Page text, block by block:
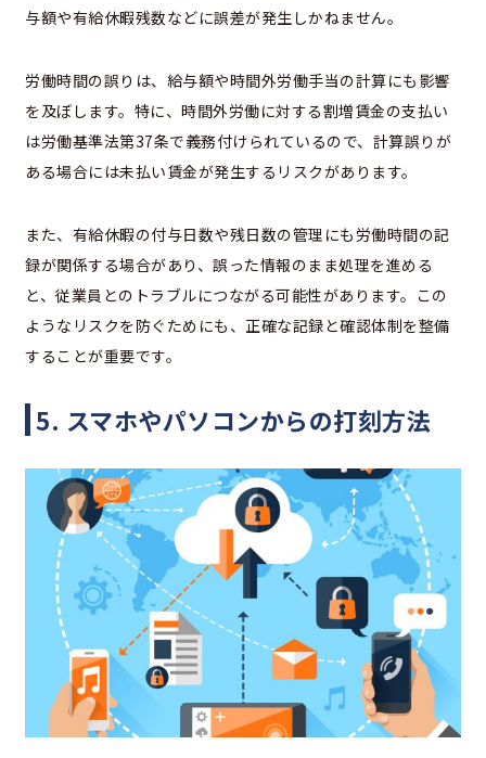
与額や有給休暇残数などに誤差が発生しかねません。
労働時間の誤りは、給与額や時間外労働手当の計算にも影響
を及ぼします。特に、時間外労働に対する割増賃金の支払い
は労働基準法第37条で義務付けられているので、計算誤りが
ある場合には未払い賃金が発生するリスクがあります。
また、有給休暇の付与日数や残日数の管理にも労働時間の記
録が関係する場合があり、誤った情報のまま処理を進める
と、従業員とのトラブルにつながる可能性があります。この
ようなリスクを防ぐためにも、正確な記録と確認体制を整備
することが重要です。
5. スマホやパソコンからの打刻方法